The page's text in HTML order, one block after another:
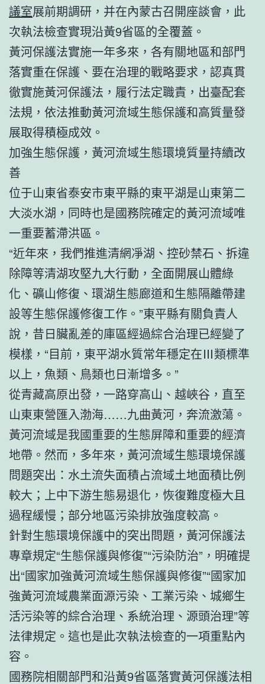
議室展前期調研，并在內蒙古召開座談會，此
次執法檢查實現沿黃9省區的全覆蓋。
黃河保護法實施一年多來，各有關地區和部門
落實重在保護、要在治理的戰略要求，認真貫
徹實施黃河保護法，履行法定職責，出臺配套
法規，依法推動黃河流域生態保護和高質量發
展取得積極成效。
加強生態保護，黃河流域生態環境質量持續改
善
位于山東省泰安市東平縣的東平湖是山東第二
大淡水湖，同時也是國務院確定的黃河流域唯
一重要蓄滯洪區。
“近年來，我們推進清網凈湖、控砂禁石、拆違
除障等清湖攻堅九大行動，全面開展山體綠
化、礦山修復、環湖生態廊道和生態隔離帶建
設等生態保護修復工作。”東平縣有關負責人
說，昔日臟亂差的庫區經過綜合治理已經變了
模樣，“目前，東平湖水質常年穩定在Ⅲ類標準
以上，魚類、鳥類也日漸增多。”
從青藏高原出發，一路穿高山、越峽谷，直至
山東東營匯入渤海……九曲黃河，奔流激蕩。
黃河流域是我國重要的生態屏障和重要的經濟
地帶。然而，多年來，黃河流域生態環境保護
問題突出：水土流失面積占流域土地面積比例
較大；上中下游生態易退化，恢復難度極大且
過程緩慢；部分地區污染排放強度較高。
針對生態環境保護中的突出問題，黃河保護法
專章規定“生態保護與修復”“污染防治”，明確提
出“國家加強黃河流域生態保護與修復”“國家加
強黃河流域農業面源污染、工業污染、城鄉生
活污染等的綜合治理、系統治理、源頭治理”等
法律規定。這也是此次執法檢查的一項重點內
容。
國務院相關部門和沿黃9省區落實黃河保護法相